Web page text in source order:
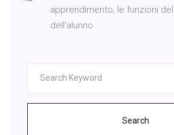
apprendimento, le funzioni
dell'alunno
Search